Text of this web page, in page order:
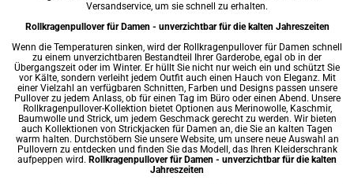
Versandservice, um sie schnell zu erhalten.
Rollkragenpullover für Damen - unverzichtbar für die kalten Jahreszeiten
Wenn die Temperaturen sinken, wird der Rollkragenpullover für Damen schnell
zu einem unverzichtbaren Bestandteil Ihrer Garderobe, egal ob in der
Übergangszeit oder im Winter. Er hüllt Sie nicht nur weich ein und schützt Sie
vor Kälte, sondern verleiht jedem Outfit auch einen Hauch von Eleganz. Mit
einer Vielzahl an verfügbaren Schnitten, Farben und Designs passen unsere
Pullover zu jedem Anlass, ob für einen Tag im Büro oder einen Abend. Unsere
Rollkragenpullover-Kollektion bietet Optionen aus Merinowolle, Kaschmir,
Baumwolle und Strick, um jedem Geschmack gerecht zu werden. Wir bieten
auch Kollektionen von Strickjacken für Damen an, die Sie an kalten Tagen
warm halten. Durchstöbern Sie unsere Website, um unsere neue Auswahl an
Pullovern zu entdecken und finden Sie das Modell, das Ihren Kleiderschrank
aufpeppen wird. Rollkragenpullover für Damen - unverzichtbar für die kalten
Jahreszeiten